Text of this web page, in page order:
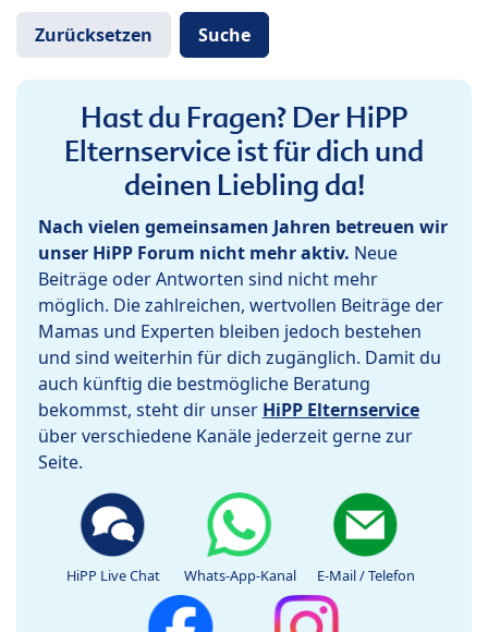
Hast du Fragen? Der HiPP
Elternservice ist für dich und
deinen Liebling da!
Nach vielen gemeinsamen Jahren betreuen wir
unser HiPP Forum nicht mehr aktiv. Neue
Beiträge oder Antworten sind nicht mehr
möglich. Die zahlreichen, wertvollen Beiträge der
Mamas und Experten bleiben jedoch bestehen
und sind weiterhin für dich zugänglich. Damit du
auch künftig die bestmögliche Beratung
bekommst, steht dir unser HiPP Elternservice
über verschiedene Kanäle jederzeit gerne zur
Seite.
HiPP Live Chat Whats-App-Kanal E-Mail / Telefon